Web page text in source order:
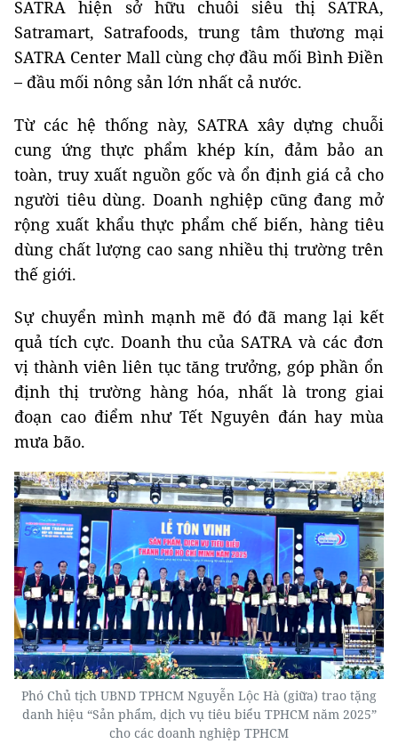
SATRA hiện sở hữu chuỗi siêu thị SATRA,
Satramart, Satrafoods, trung tâm thương mại
SATRA Center Mall cùng chợ đầu mối Bình Điền
– đầu mối nông sản lớn nhất cả nước.
Từ các hệ thống này, SATRA xây dựng chuỗi
cung ứng thực phẩm khép kín, đảm bảo an
toàn, truy xuất nguồn gốc và ổn định giá cả cho
người tiêu dùng. Doanh nghiệp cũng đang mở
rộng xuất khẩu thực phẩm chế biến, hàng tiêu
dùng chất lượng cao sang nhiều thị trường trên
thế giới.
Sự chuyển mình mạnh mẽ đó đã mang lại kết
quả tích cực. Doanh thu của SATRA và các đơn
vị thành viên liên tục tăng trưởng, góp phần ổn
định thị trường hàng hóa, nhất là trong giai
đoạn cao điểm như Tết Nguyên đán hay mùa
mưa bão.
Phó Chủ tịch UBND TPHCM Nguyễn Lộc Hà (giữa) trao tặng
danh hiệu “Sản phẩm, dịch vụ tiêu biểu TPHCM năm 2025”
cho các doanh nghiệp TPHCM